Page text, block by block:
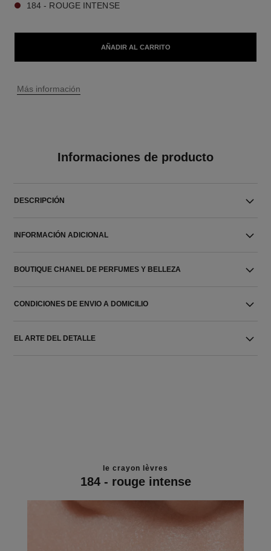
184 - ROUGE INTENSE
AÑADIR AL CARRITO
↩
Más información
Informaciones de producto
DESCRIPCIÓN
INFORMACIÓN ADICIONAL
BOUTIQUE CHANEL DE PERFUMES Y BELLEZA
CONDICIONES DE ENVIO A DOMICILIO
EL ARTE DEL DETALLE
le crayon lèvres
184 - rouge intense